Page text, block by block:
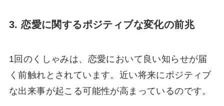
3. 恋愛に関するポジティブな変化の前兆
1回のくしゃみは、恋愛において良い知らせが届
く前触れとされています。近い将来にポジティブ
な出来事が起こる可能性が高まっているのです。